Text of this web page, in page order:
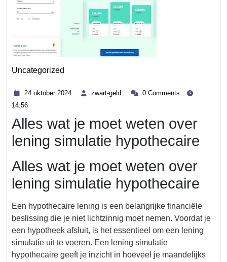
Uncategorized
24 oktober 2024 zwart-geld
zwart- 0 Comments
14:56
Alles wat je moet weten over
lening simulatie hypothecaire
Alles wat je moet weten over
lening simulatie hypothecaire
Een hypothecaire lening is een belangrijke financiële
beslissing die je niet lichtzinnig moet nemen. Voordat je
een hypotheek afsluit, is het essentieel om een lening
simulatie uit te voeren. Een lening simulatie
hypothecaire geeft je inzicht in hoeveel je maandelijks